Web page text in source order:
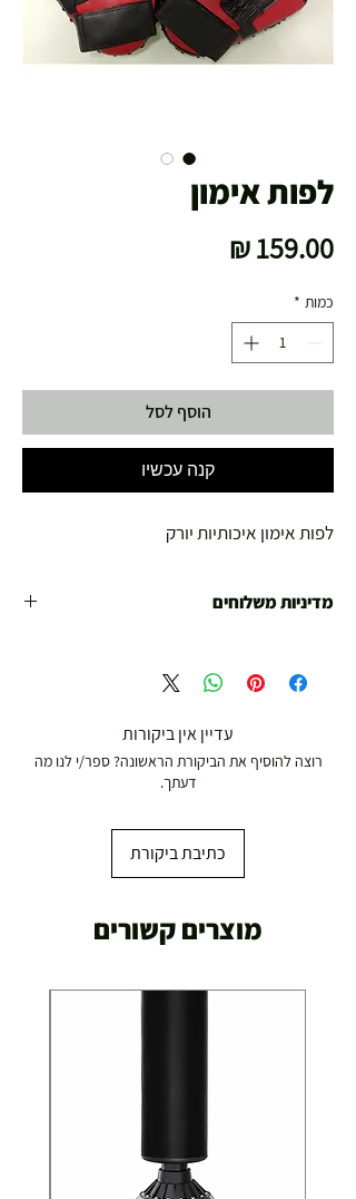
לפות אימון
כמות *
הוסף לסל
קנה עכשיו
לפות אימון איכותיות יורק
מדיניות משלוחים
19.00 ₪
משלוח מהיר עד הבית ( עד 20 ק"ג)
תוספת התקנה למכשירי כושר / מתקני חצר ושולחנות
עדיין אין ביקורות
רוצה להוסיף את הביקורת הראשונה? ספר/י לנו מה
דעתך.
כתיבת ביקורת
מוצרים קשורים